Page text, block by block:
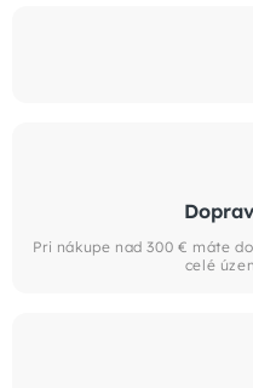
Pri nákupe nad 300 € máte
celé